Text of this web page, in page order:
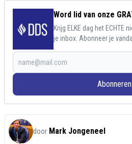
Word lid van onze
Krijg ELKE dag het ECHTE
je inbox. Abonneer je
Abonneren
door Mark Jongeneel